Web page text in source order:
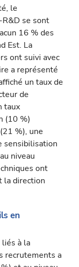
le
se sont
16 % des
Est. La
ont suivi avec
a représenté
un taux de
de
taux
(10 %)
%), une
sensibilisation
niveau
ont
la direction
en
liés à la
recrutements a